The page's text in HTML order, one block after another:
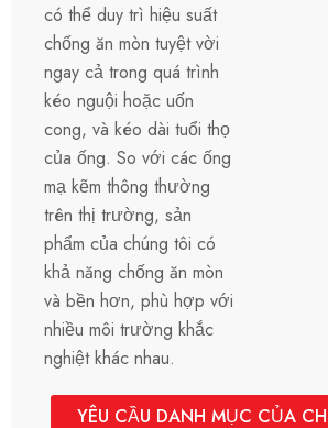
có thể duy trì hiệu suất
chống ăn mòn tuyệt vời
ngay cả trong quá trình
kéo nguội hoặc uốn
cong, và kéo dài tuổi thọ
của ống. So với các ống
mạ kẽm thông thường
trên thị trường, sản
phẩm của chúng tôi có
khả năng chống ăn mòn
và bền hơn, phù hợp với
nhiều môi trường khắc
nghiệt khác nhau.
YÊU CẦU DANH MỤC CỦA